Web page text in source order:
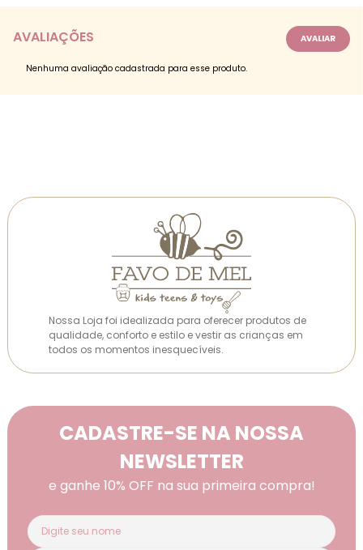
AVALIAÇÕES
Nenhuma avaliação cadastrada para esse produto.
Nossa Loja foi idealizada para oferecer produtos de
qualidade, conforto e estilo e vestir as crianças em
todos os momentos inesquecíveis.
CADASTRE-SE NA NOSSA
NEWSLETTER
e ganhe 10% OFF na sua primeira compra!